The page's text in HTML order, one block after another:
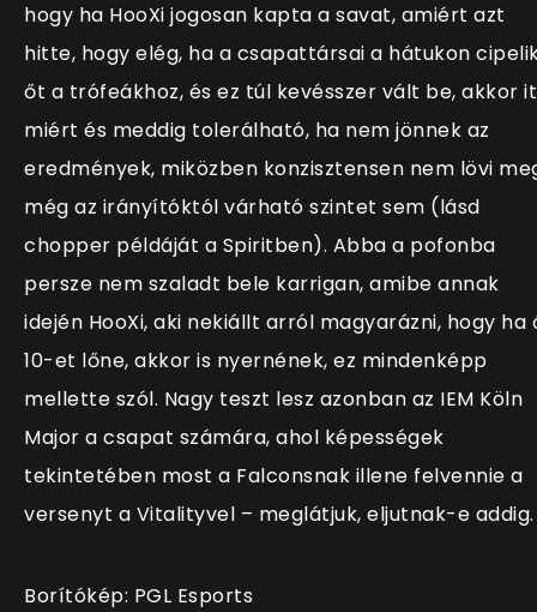
hogy ha HooXi jogosan kapta a savat, amiért azt
hitte, hogy elég, ha a csapattársai a hátukon
őt a trófeákhoz, és ez túl kevésszer vált be, akkor
miért és meddig tolerálható, ha nem jönnek az
eredmények, miközben konzisztensen nem lövi
még az irányítóktól várható szintet sem (lásd
chopper példáját a Spiritben). Abba a pofonba
persze nem szaladt bele karrigan, amibe annak
idején HooXi, aki nekiállt arról magyarázni, hogy ha
10-et lőne, akkor is nyernének, ez mindenképp
mellette szól. Nagy teszt lesz azonban az IEM Köln
Major a csapat számára, ahol képességek
tekintetében most a Falconsnak illene felvennie a
versenyt a Vitalityvel – meglátjuk, eljutnak-e addig.
Borítókép: PGL Esports